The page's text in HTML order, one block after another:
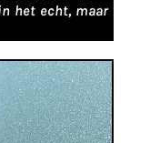
het echt, maar